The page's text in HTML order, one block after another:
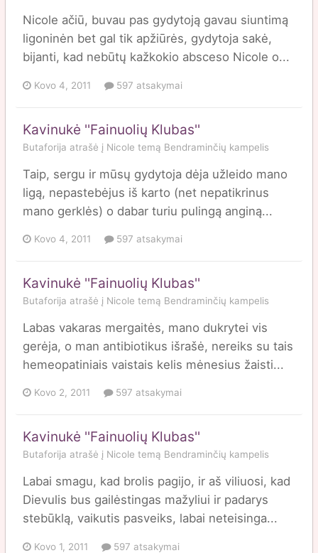
Nicole ačiū, buvau pas gydytoją gavau siuntimą
ligoninėn bet gal tik apžiūrės, gydytoja sakė,
bijanti, kad nebūtų kažkokio absceso Nicole o...
Kovo 4, 2011 597 atsakymai
Kavinukė ''Fainuolių Klubas''
Butaforija atrašė į Nicole temą Bendraminčių kampelis
Taip, sergu ir mūsų gydytoja dėja užleido mano
ligą, nepastebėjus iš karto (net nepatikrinus
mano gerklės) o dabar turiu pulingą anginą...
Kovo 4, 2011 597 atsakymai
Kavinukė ''Fainuolių Klubas''
Butaforija atrašė į Nicole temą Bendraminčių kampelis
Labas vakaras mergaitės, mano dukrytei vis
gerėja, o man antibiotikus išrašė, nereiks su tais
hemeopatiniais vaistais kelis mėnesius žaisti...
Kovo 2, 2011 597 atsakymai
Kavinukė ''Fainuolių Klubas''
Butaforija atrašė į Nicole temą Bendraminčių kampelis
Labai smagu, kad brolis pagijo, ir aš viliuosi, kad
Dievulis bus gailėstingas mažyliui ir padarys
stebūklą, vaikutis pasveiks, labai neteisinga...
Kovo 1, 2011 597 atsakymai